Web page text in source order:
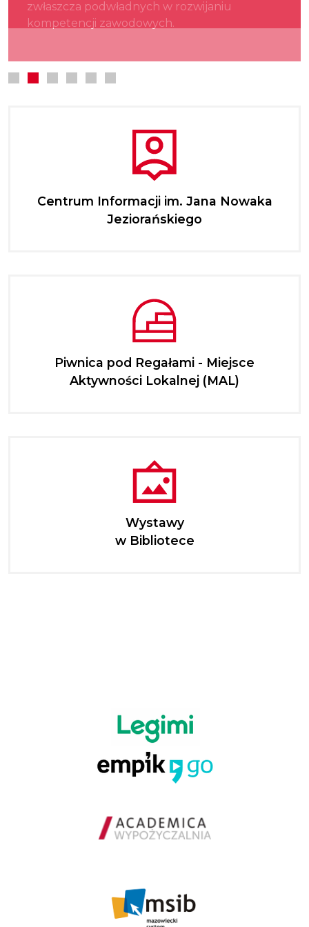
zwłaszcza podwładnych w rozwijaniu
kompetencji zawodowych.
kultury.
najmłodszych.
Centrum Informacji im. Jana Nowaka
Jeziorańskiego
Piwnica pod Regałami - Miejsce
Aktywności Lokalnej (MAL)
Wystawy
w Bibliotece